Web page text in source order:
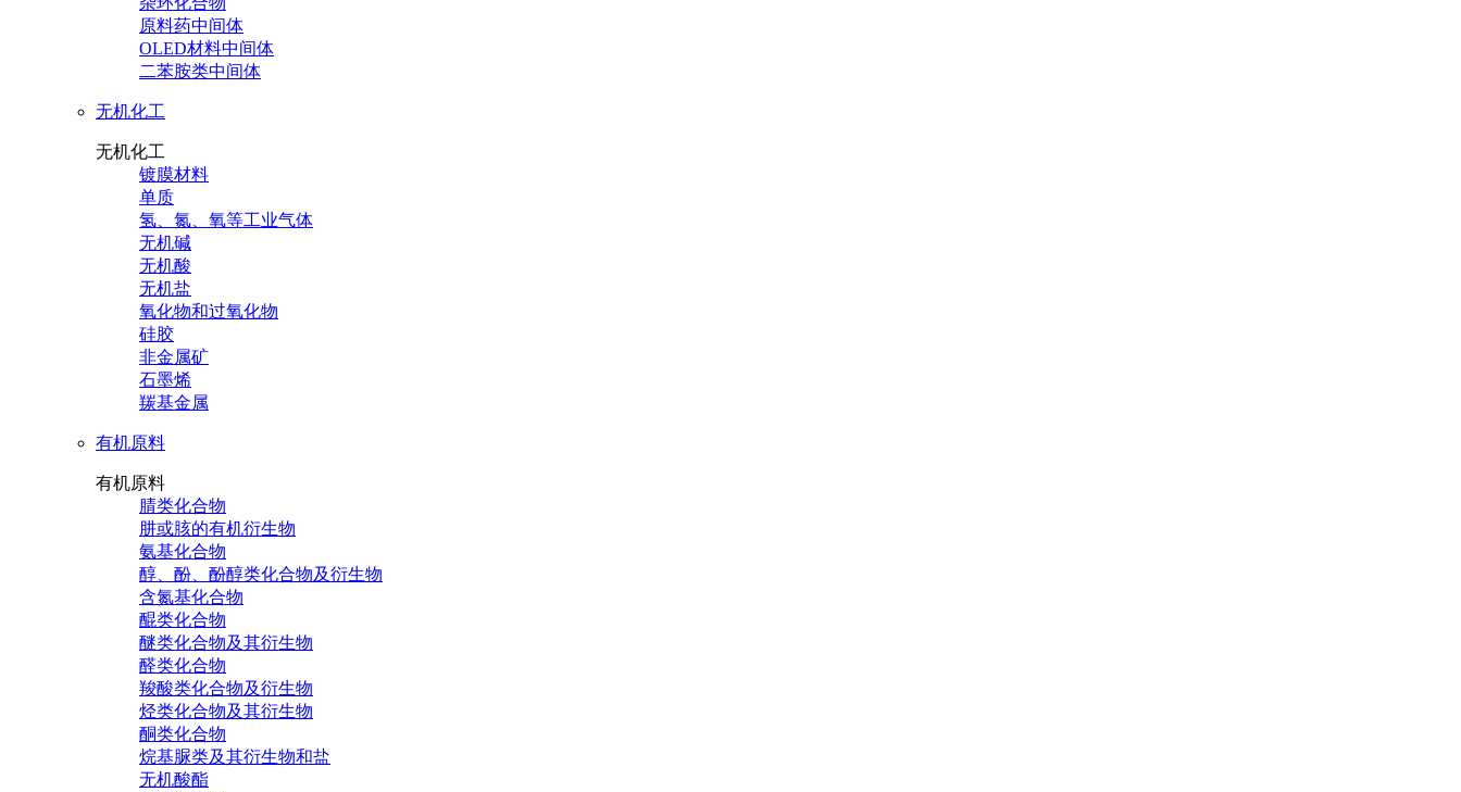
原料药中间体
OLED材料中间体
二苯胺类中间体
无机化工
无机化工
镀膜材料
单质
氢、氮、氧等工业气体
无机碱
无机酸
无机盐
氧化物和过氧化物
硅胶
非金属矿
石墨烯
羰基金属
有机原料
有机原料
腈类化合物
肼或胲的有机衍生物
氨基化合物
醇、酚、酚醇类化合物及衍生物
含氮基化合物
醌类化合物
醚类化合物及其衍生物
醛类化合物
羧酸类化合物及衍生物
烃类化合物及其衍生物
酮类化合物
烷基脲类及其衍生物和盐
无机酸酯